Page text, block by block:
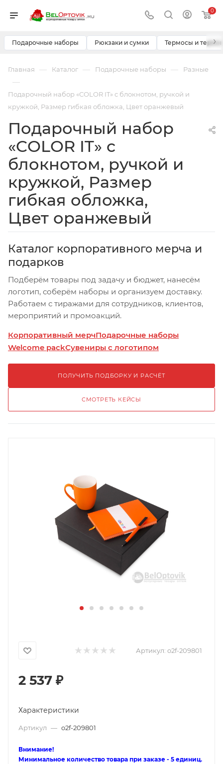
0
Подарочные наборы Рюкзаки и сумки Термосы и ›
Главная — Каталог — Подарочные наборы — Разные
—
Подарочный набор «COLOR IT» c блокнотом, ручкой и
кружкой, Размер гибкая обложка, Цвет оранжевый
Подарочный набор
«COLOR IT» c
блокнотом, ручкой и
кружкой, Размер
гибкая обложка,
Цвет оранжевый
Каталог корпоративного мерча и
подарков
Подберём товары под задачу и бюджет, нанесём
логотип, соберём наборы и организуем доставку.
Работаем с тиражами для сотрудников, клиентов,
мероприятий и промоакций.
Корпоративный мерчПодарочные наборы
Welcome packСувениры с логотипом
ПОЛУЧИТЬ ПОДБОРКУ И РАСЧЁТ
СМОТРЕТЬ КЕЙСЫ
Артикул: o2f-209801
2 537 ₽
Характеристики
Артикул — o2f-209801
Внимание!
Минимальное количество товара при заказе - 5 единиц.